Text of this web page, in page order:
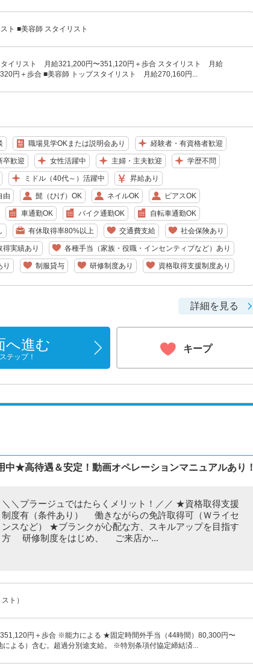
ト ■美容師 スタイリスト
タイリスト 月給321,200円〜351,120円＋歩合 スタイリスト 月給
円＋歩合 ■美容師 トップスタイリスト 月給270,160円...
職場見学OKまたは説明会あり 経験者・有資格者歓迎
卒歓迎 女性活躍中 主婦・主夫歓迎 学歴不問
ミドル（40代～）活躍中 昇給あり
由 髭（ひげ）OK ネイルOK ピアスOK
車通勤OK バイク通勤OK 自転車通勤OK
有休取得率80%以上 交通費支給 社会保険あり
得実績あり 各種手当（家族・役職・インセンティブなど）あり
り 制服貸与 研修制度あり 資格取得支援制度あり
詳細を見る
へ進む
テップ！
キープ
中★高待遇＆安定！動画オペレーションマニュアルあり！
＼＼プラージュではたらくメリット！／／ ★資格取得支援
制度有（条件あり） 働きながらの免許取得可（Ｗライセ
ンスなど） ★ブランクが心配な方、スキルアップを目指す
方 研修制度をはじめ、 ご来店か...
ト）
円＋歩合 ※能力による ★固定時間外手当（44時間）80,300円〜
による）含む。超過分別途支給。 ※特別条項付協定締結済...